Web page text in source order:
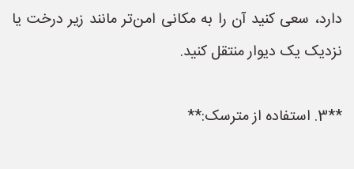
دارد، سعی کنید آن را به مکانی امن‌تر مانند زیر درخت یا
نزدیک یک دیوار منتقل کنید.
**3. استفاده از مترسک:**